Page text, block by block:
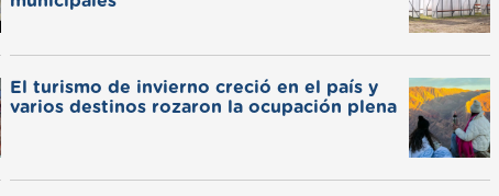
El turismo de invierno creció en el país y
varios destinos rozaron la ocupación plena